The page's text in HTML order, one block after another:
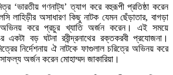
‘ভারতীয় গণনাট্য’ ত্যাগ করে বহুরূপী প্রতিষ্ঠা করেন
লাহিড়ীর অসাধারণ কিছু নাটক যেমন ছেঁড়াতার, বাগড়া
করে প্রচুর খ্যাতি অর্জন করেন। এই সময়ে
একটা বড় ঘটনা রবীন্দ্রনাথের রক্তকরবী প্রযোজনা।
নির্দেশনায় ঐ নাটকে ফাগুলাল চরিত্রে অভিনয় করে
অর্জন করেন মোহাম্মদ জাকারিয়া।